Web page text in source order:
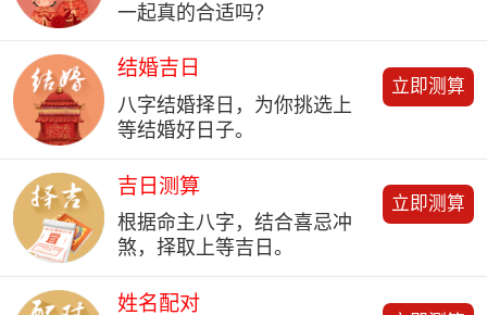
一起真的合适吗？
结婚吉日
八字结婚择日，为你挑选上
等结婚好日子。
立即测算
吉日测算
根据命主八字，结合喜忌冲
煞，择取上等吉日。
立即测算
姓名配对